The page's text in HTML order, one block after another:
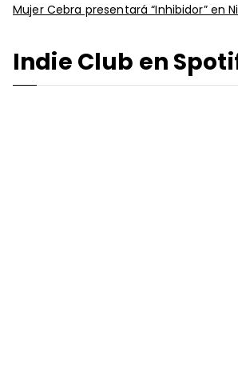
Mujer Cebra presentará “Inhibidor” en
Indie Club en